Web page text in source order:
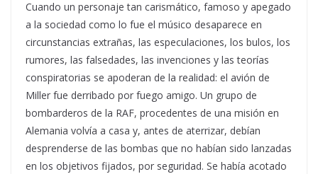
Cuando un personaje tan carismático, famoso y apegado
a la sociedad como lo fue el músico desaparece en
circunstancias extrañas, las especulaciones, los bulos, los
rumores, las falsedades, las invenciones y las teorías
conspiratorias se apoderan de la realidad: el avión de
Miller fue derribado por fuego amigo. Un grupo de
bombarderos de la RAF, procedentes de una misión en
Alemania volvía a casa y, antes de aterrizar, debían
desprenderse de las bombas que no habían sido lanzadas
en los objetivos fijados, por seguridad. Se había acotado